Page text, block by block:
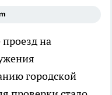
на
городской